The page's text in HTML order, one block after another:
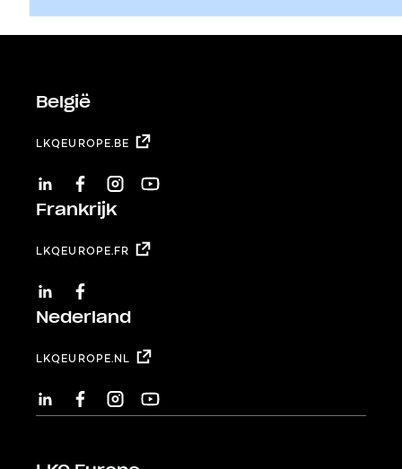
België
LKQEUROPE.BE
LINKEDINFACEBOOKINSTAGRAM
YOUTUBE
Frankrijk
LKQEUROPE.FR
LINKEDINFACEBOOK
Nederland
LKQEUROPE.NL
LINKEDINFACEBOOKINSTAGRAM
YOUTUBE